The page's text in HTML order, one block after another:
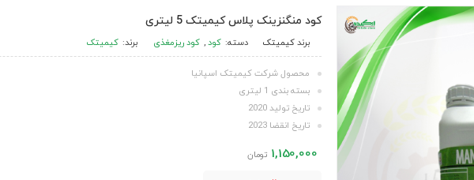
کود منگنزینک پلاس کیمیتک 5 لیتری
برندکیمیتک دسته: کود, کود ریزمغذی برند: کیمیتک
محصول شرکت کیمیتک اسپانیا
بسته بندی 1 لیتری
تاریخ تولید 2020
تاریخ انقضا 2023
1,150,000 تومان